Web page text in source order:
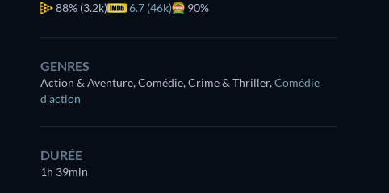
88% (3.2k) 6.7 (46k) 90%
GENRES
Action & Aventure, Comédie, Crime & Thriller,Comédie
d'action
DURÉE
1h 39min